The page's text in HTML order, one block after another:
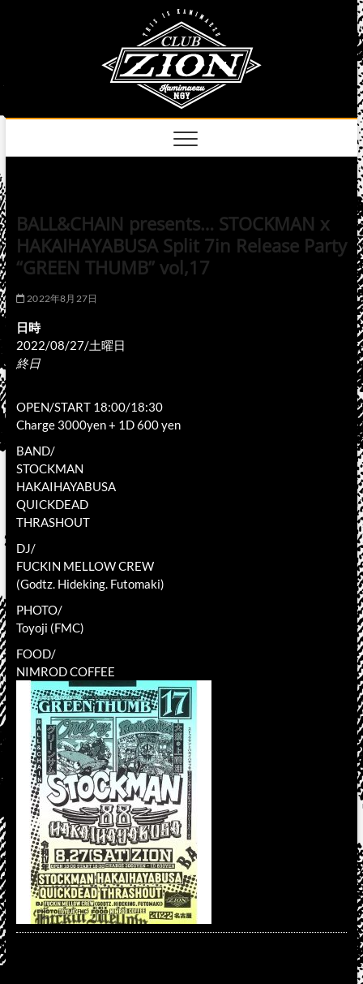
BALL&CHAIN presents… STOCKMAN x
HAKAIHAYABUSA Split 7in Release Party
“GREEN THUMB” vol,17
2022年8月27日
日時
2022/08/27/土曜日
終日
OPEN/START 18:00/18:30
Charge 3000yen + 1D 600 yen
BAND/
STOCKMAN
HAKAIHAYABUSA
QUICKDEAD
THRASHOUT
DJ/
FUCKIN MELLOW CREW
(Godtz. Hideking. Futomaki)
PHOTO/
Toyoji (FMC)
FOOD/
NIMROD COFFEE